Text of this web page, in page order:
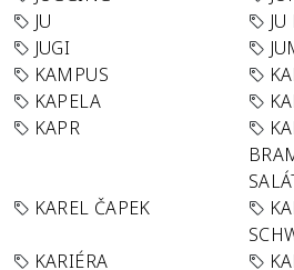
JU
JUGI
KAMPUS
KAPELA
KAPR
KAREL ČAPEK
KARIÉRA